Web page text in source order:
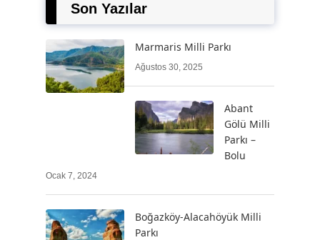
Son Yazılar
Marmaris Milli Parkı
Ağustos 30, 2025
Abant
Gölü Milli
Parkı –
Bolu
Ocak 7, 2024
Boğazköy-Alacahöyük Milli
Parkı